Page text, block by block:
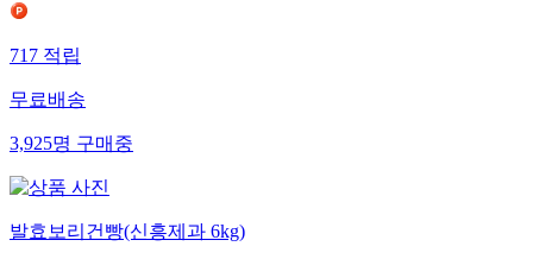
717 적립
무료배송
3,925명 구매중
발효보리건빵(신흥제과 6kg)